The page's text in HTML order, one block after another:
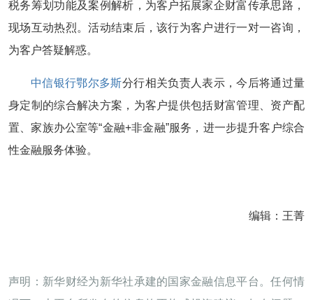
税务筹划功能及案例解析，为客户拓展家企财富传承思路，
现场互动热烈。活动结束后，该行为客户进行一对一咨询，
为客户答疑解惑。
中信银行鄂尔多斯分行相关负责人表示，今后将通过量
身定制的综合解决方案，为客户提供包括财富管理、资产配
置、家族办公室等“金融+非金融”服务，进一步提升客户综合
性金融服务体验。
编辑：王菁
声明：新华财经为新华社承建的国家金融信息平台。任何情